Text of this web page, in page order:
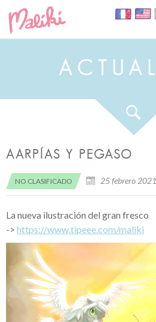
A C U A L
AARPÍAS Y PEGASO
NO CLASIFICADO 25 febrero 2021
La nueva ilustración del gran fresco
-> https://www.tipeee.com/maliki